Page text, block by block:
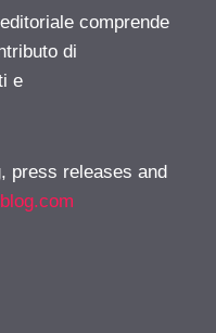
comprende
di
e
press releases and